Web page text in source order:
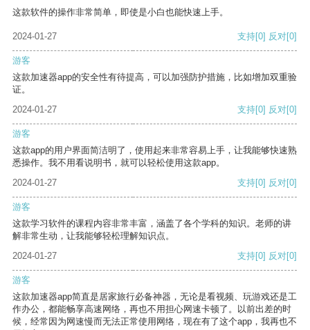
这款软件的操作非常简单，即使是小白也能快速上手。
2024-01-27 支持[0] 反对[0]
游客
这款加速器app的安全性有待提高，可以加强防护措施，比如增加双重验
证。
2024-01-27
支持[0] 反对[0]
游客
这款app的用户界面简洁明了，使用起来非常容易上手，让我能够快速熟
悉操作。我不用看说明书，就可以轻松使用这款app。
2024-01-27
支持[0] 反对[0]
游客
这款学习软件的课程内容非常丰富，涵盖了各个学科的知识。老师的讲
解非常生动，让我能够轻松理解知识点。
2024-01-27
支持[0] 反对[0]
游客
这款加速器app简直是居家旅行必备神器，无论是看视频、玩游戏还是工
作办公，都能畅享高速网络，再也不用担心网速卡顿了。以前出差的时
候，经常因为网速慢而无法正常使用网络，现在有了这个app，我再也不